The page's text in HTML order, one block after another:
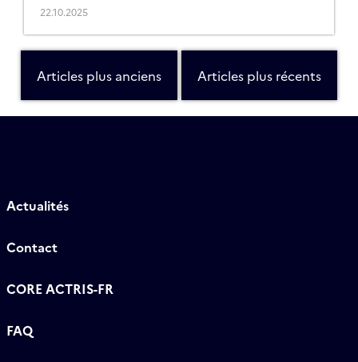
de l’Institut de recherche […]
22.10.2025
Articles plus anciens Articles plus récents
Actualités
Contact
CORE ACTRIS-FR
FAQ